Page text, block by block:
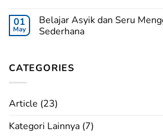
01
May
Belajar Asyik dan Seru
Sederhana
CATEGORIES
Article (23)
Kategori Lainnya (7)